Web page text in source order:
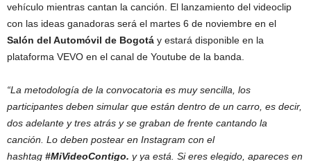
vehículo mientras cantan la canción. El lanzamiento del videoclip
con las ideas ganadoras será el martes 6 de noviembre en el
Salón del Automóvil de Bogotá y estará disponible en la
plataforma VEVO en el canal de Youtube de la banda.
“La metodología de la convocatoria es muy sencilla, los
participantes deben simular que están dentro de un carro, es decir,
dos adelante y tres atrás y se graban de frente cantando la
canción. Lo deben postear en Instagram con el
hashtag #MiVideoContigo. y ya está. Si eres elegido, apareces en